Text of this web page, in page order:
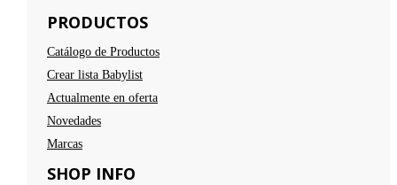
PRODUCTOS
Catálogo de Productos
Crear lista Babylist
Actualmente en oferta
Novedades
Marcas
SHOP INFO